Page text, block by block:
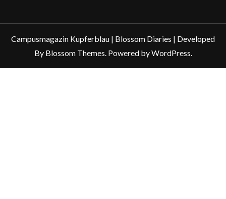
Campusmagazin Kupferblau | Blossom Diaries | Developed
By Blossom Themes . Powered byWordPress